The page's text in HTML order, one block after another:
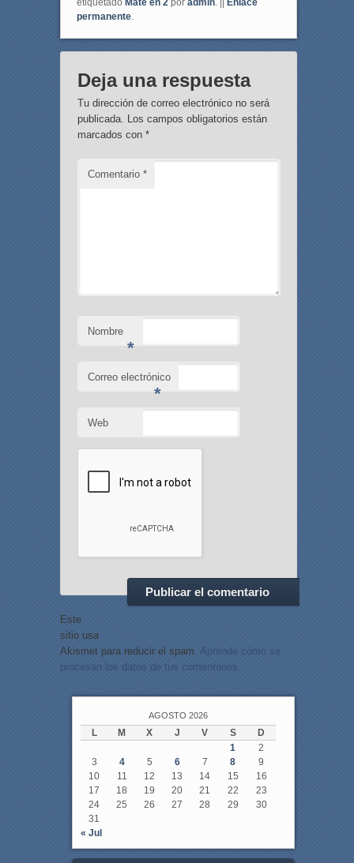
etiquetado Mate en 2por admin. ||
Enlace
permanente.
Deja una respuesta
Tu dirección de correo electrónico no será
publicada. Los campos obligatorios están
marcados con *
Comentario *
Nombre
*
Correo electrónico
*
Web
Este
sitio usa
Akismet para reducir el spam. Aprende cómo se
procesan los datos de tus comentarios.
AGOSTO 2026
L M X J V S
D
1
2
3
4 5 6 7 8
9
10
11 12 13 14 15
16
17
18 19 20 21 22
23
24
25 26 27 28 29
30
31
« Jul